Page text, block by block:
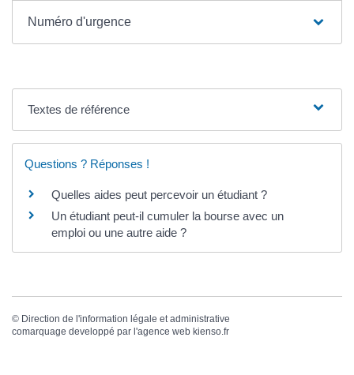
Numéro d'urgence
Textes de référence
Questions ? Réponses !
Quelles aides peut percevoir un étudiant ?
Un étudiant peut-il cumuler la bourse avec un
emploi ou une autre aide ?
© Direction de l'information légale et administrative
comarquage developpé par l'agence web kienso.fr